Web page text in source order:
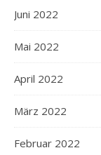
Juni 2022
Mai 2022
April 2022
März 2022
Februar 2022